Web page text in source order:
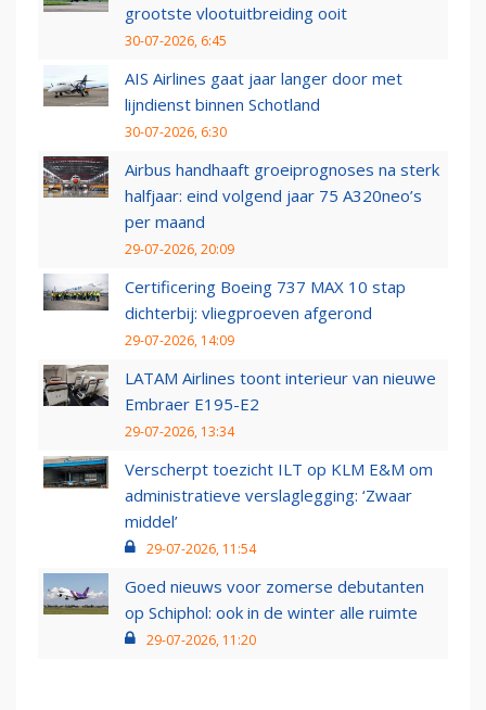
grootste vlootuitbreiding ooit
30-07-2026, 6:45
AIS Airlines gaat jaar langer door met
lijndienst binnen Schotland
30-07-2026, 6:30
Airbus handhaaft groeiprognoses na sterk
halfjaar: eind volgend jaar 75 A320neo’s
per maand
29-07-2026, 20:09
Certificering Boeing 737 MAX 10 stap
dichterbij: vliegproeven afgerond
29-07-2026, 14:09
LATAM Airlines toont interieur van nieuwe
Embraer E195-E2
29-07-2026, 13:34
Verscherpt toezicht ILT op KLM E&M om
administratieve verslaglegging: ‘Zwaar
middel’
29-07-2026, 11:54
Goed nieuws voor zomerse debutanten
op Schiphol: ook in de winter alle ruimte
29-07-2026, 11:20